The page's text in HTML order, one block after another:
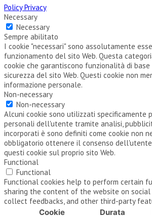
Policy Privacy
Necessary
Necessary
Sempre abilitato
I cookie "necessari" sono assolutamente
funzionamento del sito Web. Questa
cookie che garantiscono funzionalità di
sicurezza del sito Web. Questi cookie non
informazione personale.
Non-necessary
Non-necessary
Alcuni cookie sono utilizzati specificamente
personali dell'utente tramite analisi,
incorporati è sono definiti come cookie non
obbligatorio ottenere il consenso dell'utente
questi cookie sul proprio sito Web.
Functional
Functional
Functional cookies help to perform certain
sharing the content of the website on
collect feedbacks, and other third-party
Cookie
Durata